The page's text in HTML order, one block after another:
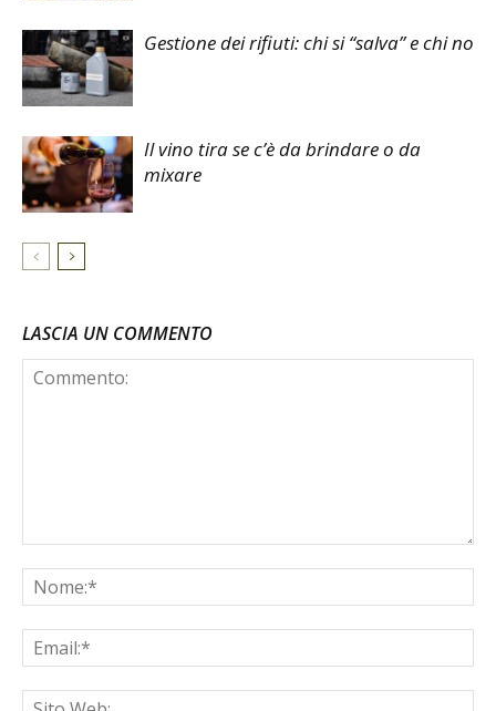
Gestione dei rifiuti: chi si “salva” e chi no
Il vino tira se c’è da brindare o da
mixare
LASCIA UN COMMENTO